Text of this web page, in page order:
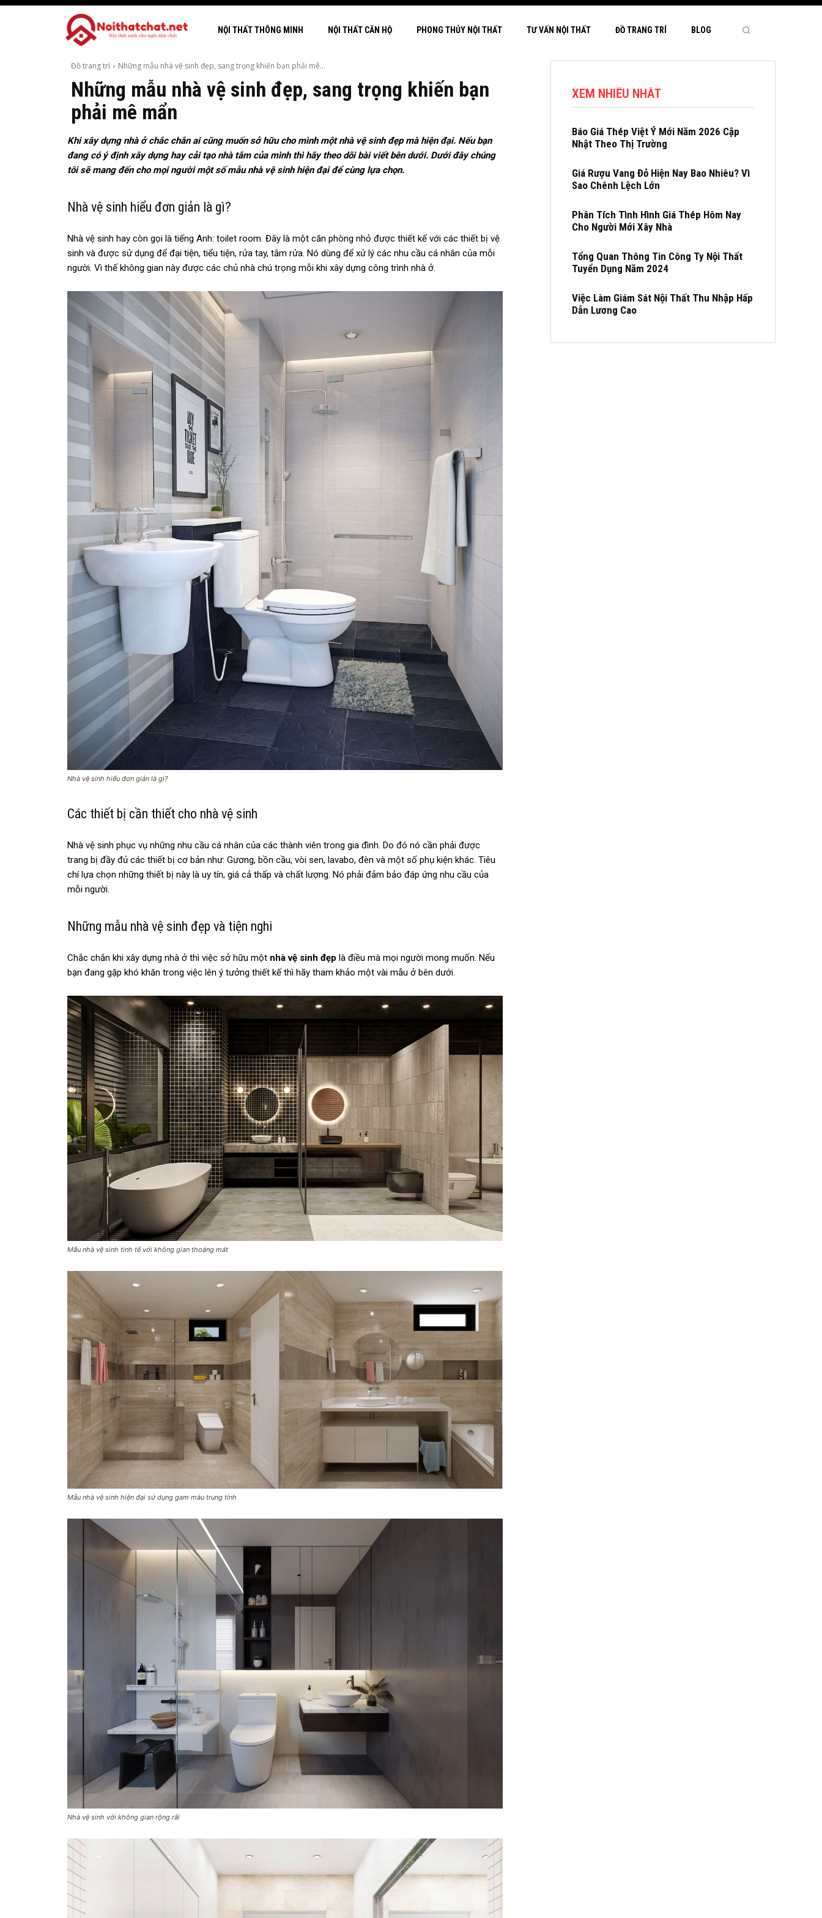
NỘI THẤT THÔNG MINH NỘI THẤT CĂN HỘ PHONG THỦY NỘI THẤT TƯ VẤN NỘI THẤT ĐỒ TRANG TRÍ BLOG
Đồ trang trí Những mẫu nhà vệ sinh đẹp, sang trọng khiến bạn phải mê...
Những mẫu nhà vệ sinh đẹp, sang trọng khiến bạn
phải mê mẩn
Khi xây dựng nhà ở chắc chắn ai cũng muốn sở hữu cho mình một nhà vệ sinh đẹp mà hiện đại. Nếu bạn
đang có ý định xây dựng hay cải tạo nhà tắm của mình thì hãy theo dõi bài viết bên dưới. Dưới đây chúng
tôi sẽ mang đến cho mọi người một số mẫu nhà vệ sinh hiện đại để cùng lựa chọn.
Nhà vệ sinh hiểu đơn giản là gì?
Nhà vệ sinh hay còn gọi là tiếng Anh: toilet room. Đây là một căn phòng nhỏ được thiết kế với các thiết bị vệ
sinh và được sử dụng để đại tiện, tiểu tiện, rửa tay, tắm rửa. Nó dùng để xử lý các nhu cầu cá nhân của mỗi
người. Vì thế không gian này được các chủ nhà chú trọng mỗi khi xây dựng công trình nhà ở.
Nhà vệ sinh hiểu đơn giản là gì?
Các thiết bị cần thiết cho nhà vệ sinh
Nhà vệ sinh phục vụ những nhu cầu cá nhân của các thành viên trong gia đình. Do đó nó cần phải được
trang bị đầy đủ các thiết bị cơ bản như: Gương, bồn cầu, vòi sen, lavabo, đèn và một số phụ kiện khác. Tiêu
chí lựa chọn những thiết bị này là uy tín, giá cả thấp và chất lượng. Nó phải đảm bảo đáp ứng nhu cầu của
mỗi người.
Những mẫu nhà vệ sinh đẹp và tiện nghi
Chắc chắn khi xây dựng nhà ở thì việc sở hữu một nhà vệ sinh đẹp là điều mà mọi người mong muốn. Nếu
bạn đang gặp khó khăn trong việc lên ý tưởng thiết kế thì hãy tham khảo một vài mẫu ở bên dưới.
Mẫu nhà vệ sinh tinh tế với không gian thoáng mát
Mẫu nhà vệ sinh hiện đại sử dụng gam màu trung tính
Nhà vệ sinh với không gian rộng rãi
XEM NHIỀU NHẤT
Báo Giá Thép Việt Ý Mới Năm 2026 Cập
Nhật Theo Thị Trường
Giá Rượu Vang Đỏ Hiện Nay Bao Nhiêu? Vì
Sao Chênh Lệch Lớn
Phân Tích Tình Hình Giá Thép Hôm Nay
Cho Người Mới Xây Nhà
Tổng Quan Thông Tin Công Ty Nội Thất
Tuyển Dụng Năm 2024
Việc Làm Giám Sát Nội Thất Thu Nhập Hấp
Dẫn Lương Cao